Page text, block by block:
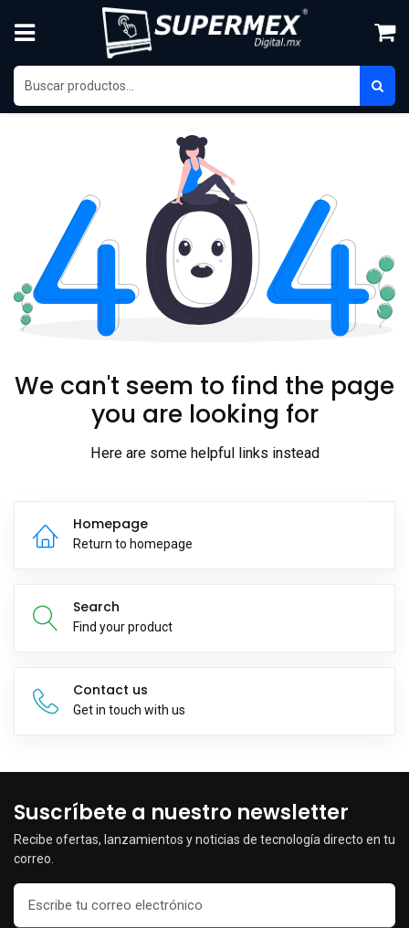
We can't seem to find the page
you are looking for
Here are some helpful links instead
Homepage
Return to homepage
Search
Find your product
Contact us
Get in touch with us
Suscríbete a nuestro newsletter
Recibe ofertas, lanzamientos y noticias de tecnología directo en tu
correo.